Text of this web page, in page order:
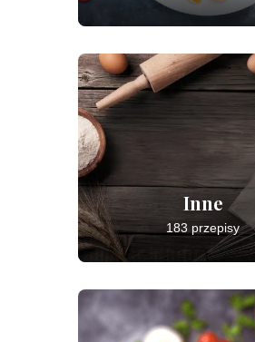
Inne
183 przepisy